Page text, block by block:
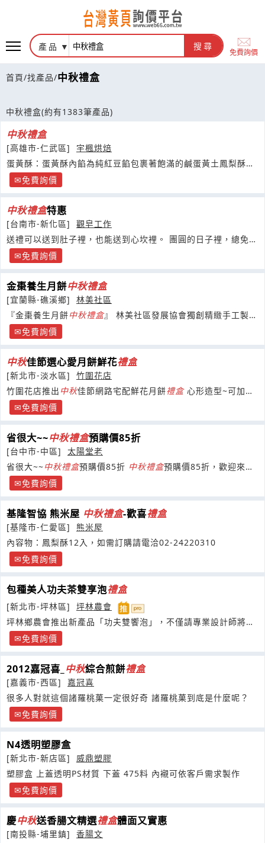
產品 搜尋
免費詢價
首頁/找產品/中秋禮盒
中秋禮盒(約有1383筆產品)
中秋禮盒
[高雄市-仁武區]
宇楓烘焙
蛋黃酥：蛋黃酥內餡為純紅豆餡包裹著飽滿的鹹蛋黃土鳳梨酥：
只加土鳳梨
免費詢價
中秋禮盒特惠
[台南市-新化區]
觀皂工作
送禮可以送到肚子裡，也能送到心坎裡。 團圓的日子裡，總免不
了 免費詢價
金棗養生月餅中秋禮盒
[宜蘭縣-礁溪鄉]
林美社區
『金棗養生月餅中秋禮盒』 林美社區發展協會獨創精緻手工製作
的金棗養生月餅
免費詢價
中秋佳節選心愛月餅鮮花禮盒
[新北市-淡水區]
竹圍花店
竹圍花店推出 中秋佳節網路宅配鮮花月餅禮盒心形造型~可加月
免費詢價
省很大~~中秋禮盒預購價85折
[台中市-中區]
太陽堂老
省很大~~中秋禮盒預購價85折 中秋禮盒預購價85折，歡迎來電
索取試吃~ 企業送禮最佳選擇~雅緻
免費詢價
基隆智協 熊米屋 中秋禮盒-歡喜禮盒
[基隆市-仁愛區]
熊米屋
內容物：鳳梨酥12入，如需訂購請電洽02-24220310
免費詢價
包種美人功夫茶雙享泡禮盒
[新北市-坪林區]
坪林農會
坪林鄉農會推出新產品「功夫雙饗泡」，不僅請專業設計師將文
山區兩種特產茶葉
免費詢價
2012嘉冠喜_ 中秋綜合煎餅禮盒
[嘉義市-西區]
嘉冠喜
很多人對就這個諸羅桃菓一定很好奇 諸羅桃菓到底是什麼呢？
免費詢價
N4透明塑膠盒
[新北市-新店區]
威鼎塑膠
塑膠盒 上蓋透明PS材質 下蓋 475料 內襯可依客戶需求製作
免費詢價
慶中秋送香腸文精選禮盒體面又實惠
[南投縣-埔里鎮]
香腸文